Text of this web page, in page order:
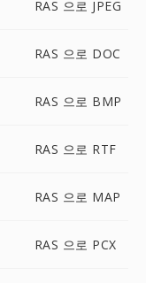
RAS 으로 JPEG
RAS 으로 DOC
RAS 으로 BMP
RAS 으로 RTF
RAS 으로 MAP
RAS 으로 PCX